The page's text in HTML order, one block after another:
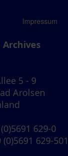
Impressum
5 - 9
Arolsen
629-0
(0)5691 629-